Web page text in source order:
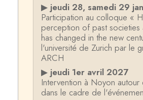
▶ jeudi 28, samedi 29
Participation au colloque «
perception of past societies
has changed in the new
l'université de Zurich par le
ARCH
▶ jeudi 1er avril 2027
Intervention à Noyon autour
dans le cadre de